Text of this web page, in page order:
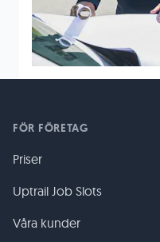
FÖR FÖRETAG
Priser
Uptrail Job Slots
Våra kunder